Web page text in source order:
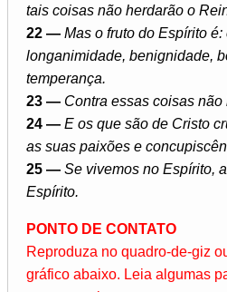
tais coisas não herdarão o
22 — Mas o fruto do Espírito
longanimidade, benignidade,
temperança.
23 — Contra essas coisas não
24 — E os que são de Cristo
as suas paixões e
25 — Se vivemos no Espírito,
Espírito.
PONTO DE CONTATO
Reproduza no quadro-de-giz
gráfico abaixo. Leia algumas